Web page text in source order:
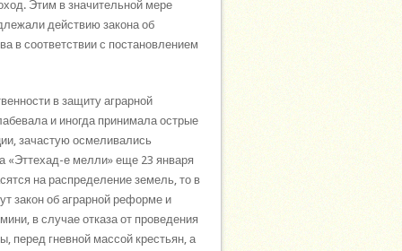
Этим в значительной мере
действию закона об
в соответствии с постановлением
в защиту аграрной
и иногда принимала острые
зачастую осмеливались
«Эттехад-е мелли» еще 23 января
на распределение земель, то в
закон об аграрной реформе и
в случае отказа от проведения
перед гневной массой крестьян, а